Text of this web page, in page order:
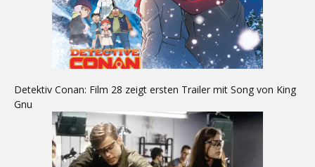
Detektiv Conan: Film 28 zeigt ersten Trailer mit Song von King
Gnu